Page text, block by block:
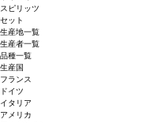
スピリッツ
セット
生産地一覧
生産者一覧
品種一覧
生産国
フランス
ドイツ
イタリア
アメリカ